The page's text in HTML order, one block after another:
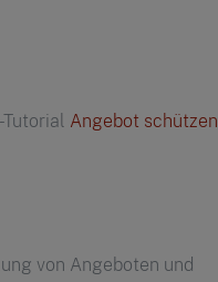
Angebot schützen
von Angeboten und